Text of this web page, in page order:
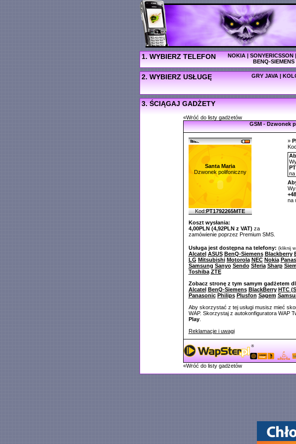
1. WYBIERZ TELEFON NOKIA|SONYERICSSON
BENQ-SIEMENS
2. WYBIERZ USŁUGĘ GRY JAVA |
3. ŚCIĄGAJ GADŻETY
«Wróć do listy gadżetów
GSM - Dzwonek
Santa Maria
Dzwonek polifoniczny
Kod:PT1792265MTE
Koszt wysłania:
4,00PLN (4,92PLN z VAT) za
zamówienie poprzez Premium SMS.
»
na
na
Usługa jest dostępna na telefony: (kliknij
Alcatel ASUS BenQ-Siemens Blackberry
LG Mitsubishi Motorola NEC Nokia
Samsung Sanyo Sendo Sferia Sharp
Toshiba ZTE
Zobacz stronę z tym samym gadżetem
Alcatel BenQ-Siemens BlackBerry HTC
Panasonic Philips Plusfon Sagem
Aby skorzystać z tej usługi musisz mieć
WAP. Skorzystaj z autokonfiguratora WAP
Play.
Reklamacje i uwagi
«Wróć do listy gadżetów